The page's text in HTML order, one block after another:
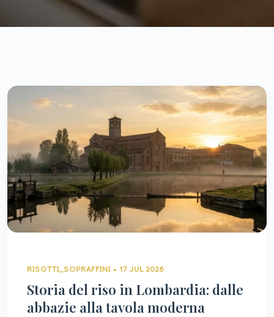
RISOTTI_SOPRAFFINI • 17 JUL 2026
Storia del riso in Lombardia: dalle
abbazie alla tavola moderna